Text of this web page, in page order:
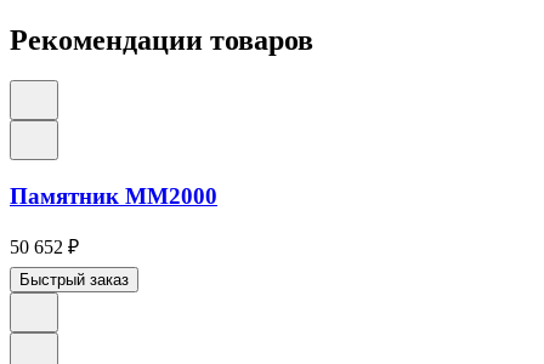
Рекомендации товаров
Памятник ММ2000
50 652 ₽
Быстрый заказ